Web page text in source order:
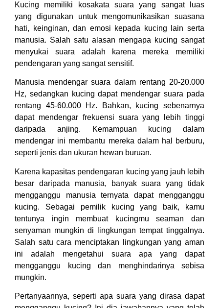
Kucing memiliki kosakata suara yang sangat luas
yang digunakan untuk mengomunikasikan suasana
hati, keinginan, dan emosi kepada kucing lain serta
manusia. Salah satu alasan mengapa kucing sangat
menyukai suara adalah karena mereka memiliki
pendengaran yang sangat sensitif.
Manusia mendengar suara dalam rentang 20-20.000
Hz, sedangkan kucing dapat mendengar suara pada
rentang 45-60.000 Hz. Bahkan, kucing sebenarnya
dapat mendengar frekuensi suara yang lebih tinggi
daripada anjing. Kemampuan kucing dalam
mendengar ini membantu mereka dalam hal berburu,
seperti jenis dan ukuran hewan buruan.
Karena kapasitas pendengaran kucing yang jauh lebih
besar daripada manusia, banyak suara yang tidak
mengganggu manusia ternyata dapat mengganggu
kucing. Sebagai pemilik kucing yang baik, kamu
tentunya ingin membuat kucingmu seaman dan
senyaman mungkin di lingkungan tempat tinggalnya.
Salah satu cara menciptakan lingkungan yang aman
ini adalah mengetahui suara apa yang dapat
mengganggu kucing dan menghindarinya sebisa
mungkin.
Pertanyaannya, seperti apa suara yang dirasa dapat